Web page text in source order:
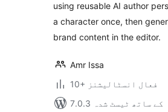
using reusable AI author
a character once, then
brand content in the editor.
Amr Issa
10+ فعال انسٹالیشنز
7.0.3 کے ساتھ ٹیسٹ شدہ